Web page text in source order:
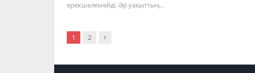
ерекшелемейді. Әр уақыттың…
1 2 Next